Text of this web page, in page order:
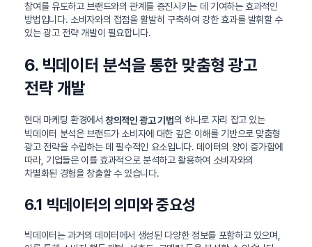
참여를 유도하고 브랜드와의 관계를 증진시키는 데 기여하는 효과적인
방법입니다. 소비자와의 접점을 활발히 구축하여 강한 효과를 발휘할 수
있는 광고 전략 개발이 필요합니다.
6. 빅데이터 분석을 통한 맞춤형 광고
전략 개발
현대 마케팅 환경에서창의적인 광고 기법의 하나로 자리 잡고 있는
빅데이터 분석은 브랜드가 소비자에 대한 깊은 이해를 기반으로 맞춤형
광고 전략을 수립하는 데 필수적인 요소입니다. 데이터의 양이 증가함에
따라, 기업들은 이를 효과적으로 분석하고 활용하여 소비자와의
차별화된 경험을 창출할 수 있습니다.
6.1 빅데이터의 의미와 중요성
빅데이터는 과거의 데이터에서 생성된 다양한 정보를 포함하고 있으며,